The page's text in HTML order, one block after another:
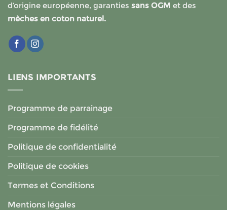
d’origine européenne, garanties sans OGM et des
mèches en coton naturel.
LIENS IMPORTANTS
Programme de parrainage
Programme de fidélité
Politique de confidentialité
Politique de cookies
Termes et Conditions
Mentions légales